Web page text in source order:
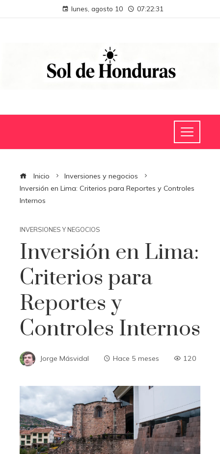
lunes, agosto 10 07:22:31
Inicio
Inversiones y negocios
Inversión en Lima: Criterios para Reportes y Controles
Internos
INVERSIONES Y NEGOCIOS
Inversión en Lima:
Criterios para
Reportes y
Controles Internos
Jorge Másvidal Hace 5 meses 120